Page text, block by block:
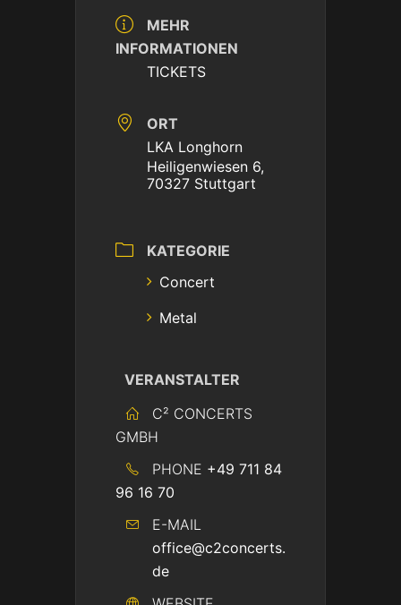
MEHR
INFORMATIONEN
TICKETS
ORT
LKA Longhorn
Heiligenwiesen 6,
70327 Stuttgart
KATEGORIE
Concert
Metal
VERANSTALTER
C² CONCERTS
GMBH
PHONE +49 711 84
96 16 70
E-MAIL
office@c2concerts.
de